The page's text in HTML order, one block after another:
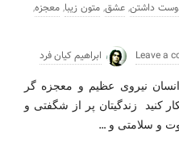
داشتن,عشق,متون زیبا, معجزه,
Leave a ابراهیم کیان فرد
نیروی عظیم و معجزه گر
کنید زندگیتان پر از شگفتی و
و سلامتی و …